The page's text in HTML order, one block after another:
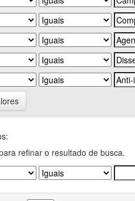
refinar o resultado de busca.